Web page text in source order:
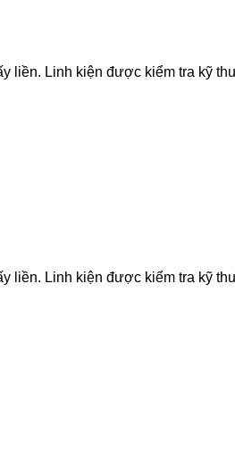
liền. Linh kiện được kiểm tra kỹ
liền. Linh kiện được kiểm tra kỹ